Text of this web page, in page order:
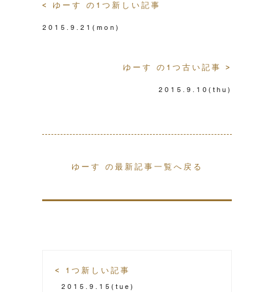
< ゆーす の1つ新しい記事
2015.9.21 (mon)
ゆーす の1つ古い記事 >
2015.9.10 (thu)
ゆーす の最新記事一覧へ戻る
< 1つ新しい記事
2015.9.15 (tue)